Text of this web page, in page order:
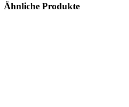
Ähnliche Produkte